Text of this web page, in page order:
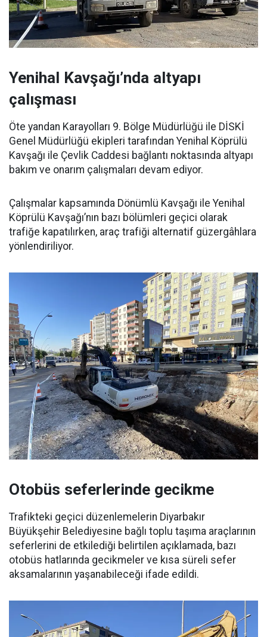
Yenihal Kavşağı’nda altyapı
çalışması
Öte yandan Karayolları 9. Bölge Müdürlüğü ile DİSKİ
Genel Müdürlüğü ekipleri tarafından Yenihal Köprülü
Kavşağı ile Çevlik Caddesi bağlantı noktasında altyapı
bakım ve onarım çalışmaları devam ediyor.
Çalışmalar kapsamında Dönümlü Kavşağı ile Yenihal
Köprülü Kavşağı’nın bazı bölümleri geçici olarak
trafiğe kapatılırken, araç trafiği alternatif güzergâhlara
yönlendiriliyor.
Otobüs seferlerinde gecikme
Trafikteki geçici düzenlemelerin Diyarbakır
Büyükşehir Belediyesine bağlı toplu taşıma araçlarının
seferlerini de etkilediği belirtilen açıklamada, bazı
otobüs hatlarında gecikmeler ve kısa süreli sefer
aksamalarının yaşanabileceği ifade edildi.